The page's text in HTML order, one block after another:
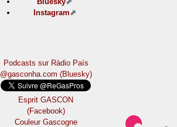
Instagram
Podcasts sur Ràdio País
@gasconha.com (Bluesky)
Esprit GASCON
(Facebook)
Couleur Gascogne